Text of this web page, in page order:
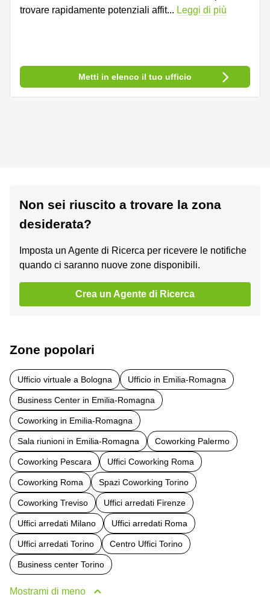
trovare rapidamente potenziali affit... Leggi di più
Metti in elenco il tuo ufficio
Non sei riuscito a trovare la zona
desiderata?
Imposta un Agente di Ricerca per ricevere le notifiche
quando ci saranno nuove zone disponibili.
Crea un Agente di Ricerca
Zone popolari
Ufficio virtuale a Bologna Ufficio in Emilia-Romagna
Business Center in Emilia-Romagna
Coworking in Emilia-Romagna
Sala riunioni in Emilia-Romagna Coworking Palermo
Coworking Pescara Uffici Coworking Roma
Coworking Roma Spazi Coworking Torino
Coworking Treviso Uffici arredati Firenze
Uffici arredati Milano Uffici arredati Roma
Uffici arredati Torino Centro Uffici Torino
Business center Torino
Mostrami di meno